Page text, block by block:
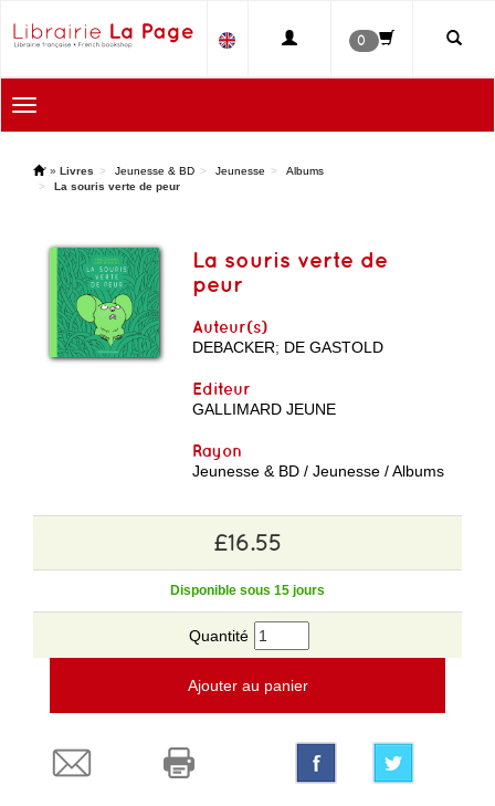
0
Toggle
navigation
' » Livres Jeunesse & BD Jeunesse
Albums
La souris verte de peur
La souris verte de
peur
Auteur(s)
DEBACKER; DE GASTOLD
Editeur
GALLIMARD JEUNE
Rayon
Jeunesse & BD / Jeunesse / Albums
£16.55
Disponible sous 15 jours
Quantité
Ajouter au panier